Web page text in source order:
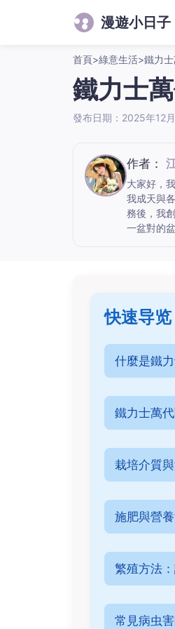
漫遊小日子
首頁>綠意生活>鐵力
鐵力士
發布日期：2025年12
作者：
大家好，
我成天與
務後，我
一盆對的
快速导览
什麼是鐵
鐵力士萬
栽培介質
施肥與營
繁殖方法
常見病虫